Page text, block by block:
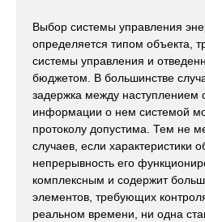
Выбор системы управления
определяется типом объекта,
системы управления и
бюджетом. В большинстве
задержка между наступлением
информации о нем системой
протоколу допустима. Тем не
случаев, если характеристики
непрерывность его
комплексным и содержит
элементов, требующих
реальном времени, ни одна